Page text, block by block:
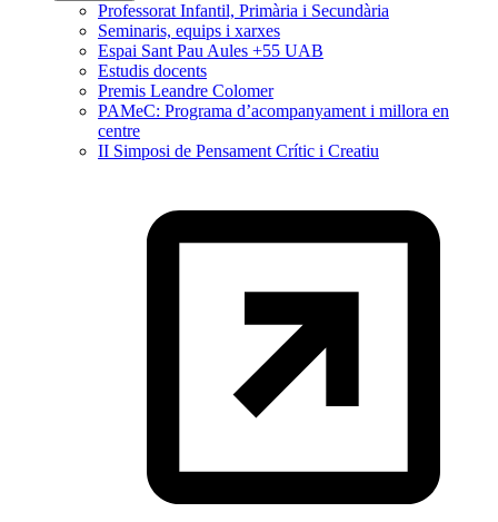
Professorat Infantil, Primària i Secundària
Seminaris, equips i xarxes
Espai Sant Pau Aules +55 UAB
Estudis docents
Premis Leandre Colomer
PAMeC: Programa d’acompanyament i millora en
centre
II Simposi de Pensament Crític i Creatiu